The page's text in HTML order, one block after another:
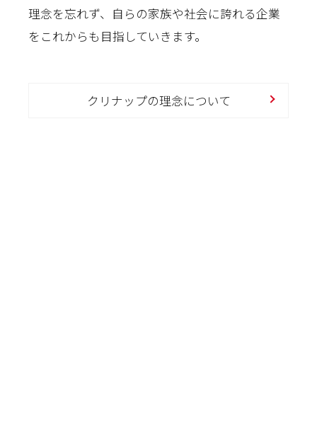
理念を忘れず、自らの家族や社会に誇れる企業
をこれからも目指していきます。
クリナップの理念について